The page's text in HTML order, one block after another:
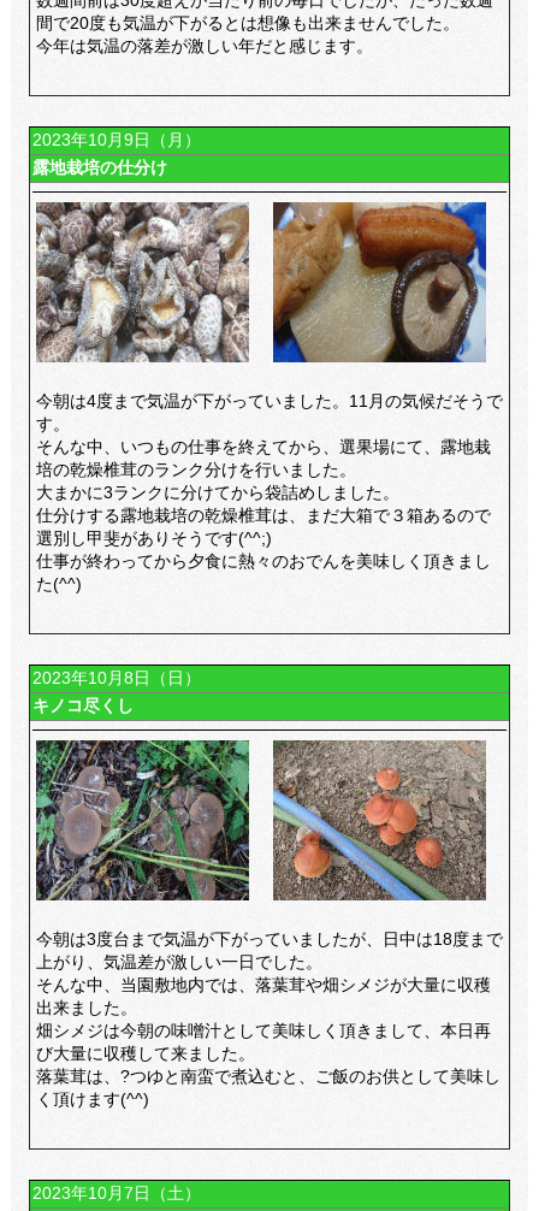
間で20度も気温が下がるとは想像も出来ませんでした。
今年は気温の落差が激しい年だと感じます。
2023年10月9日（月）
露地栽培の仕分け
今朝は4度まで気温が下がっていました。11月の気候だそうで
す。
そんな中、いつもの仕事を終えてから、選果場にて、露地栽
培の乾燥椎茸のランク分けを行いました。
大まかに3ランクに分けてから袋詰めしました。
仕分けする露地栽培の乾燥椎茸は、まだ大箱で３箱あるので
選別し甲斐がありそうです(^^;)
仕事が終わってから夕食に熱々のおでんを美味しく頂きまし
た(^^)
2023年10月8日（日）
キノコ尽くし
今朝は3度台まで気温が下がっていましたが、日中は18度まで
上がり、気温差が激しい一日でした。
そんな中、当園敷地内では、落葉茸や畑シメジが大量に収穫
出来ました。
畑シメジは今朝の味噌汁として美味しく頂きまして、本日再
び大量に収穫して来ました。
落葉茸は、?つゆと南蛮で煮込むと、ご飯のお供として美味し
く頂けます(^^)
2023年10月7日（土）